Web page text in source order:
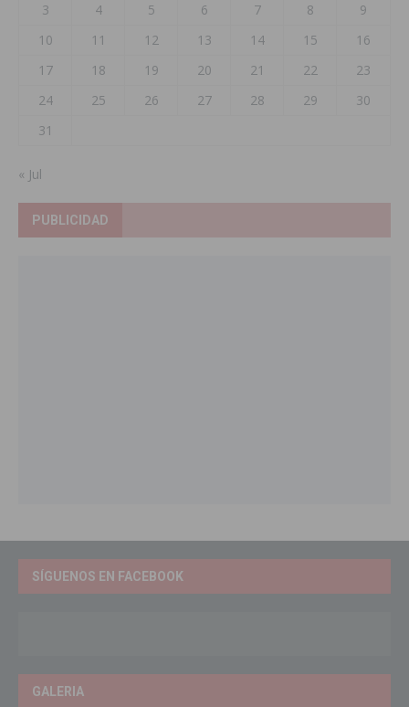
3
4 5 6 7 8
9
10
11 12 13 14 15
16
17
18 19 20 21 22
23
24
25 26 27 28 29
30
31
« Jul
PUBLICIDAD
SÍGUENOS EN FACEBOOK
GALERIA